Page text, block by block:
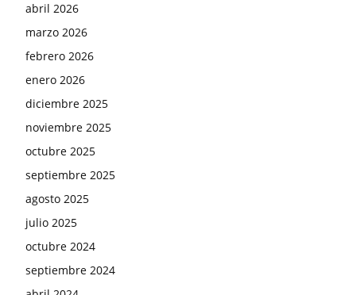
abril 2026
marzo 2026
febrero 2026
enero 2026
diciembre 2025
noviembre 2025
octubre 2025
septiembre 2025
agosto 2025
julio 2025
octubre 2024
septiembre 2024